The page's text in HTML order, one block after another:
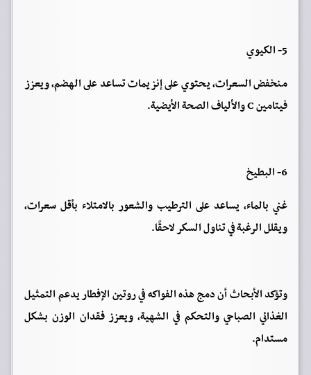
5- الكيوي
منخفض السعرات، يحتوي على إنزيمات تساعد على الهضم، ويعزز
فيتامين C والألياف الصحة الأيضية.
6- البطيخ
غني بالماء، يساعد على الترطيب والشعور بالامتلاء بأقل سعرات،
ويقلل الرغبة في تناول السكر لاحقًا.
وتؤكد الأبحاث أن دمج هذه الفواكه في روتين الإفطار يدعم التمثيل
الغذائي الصباحي والتحكم في الشهية، ويعزز فقدان الوزن بشكل
مستدام.